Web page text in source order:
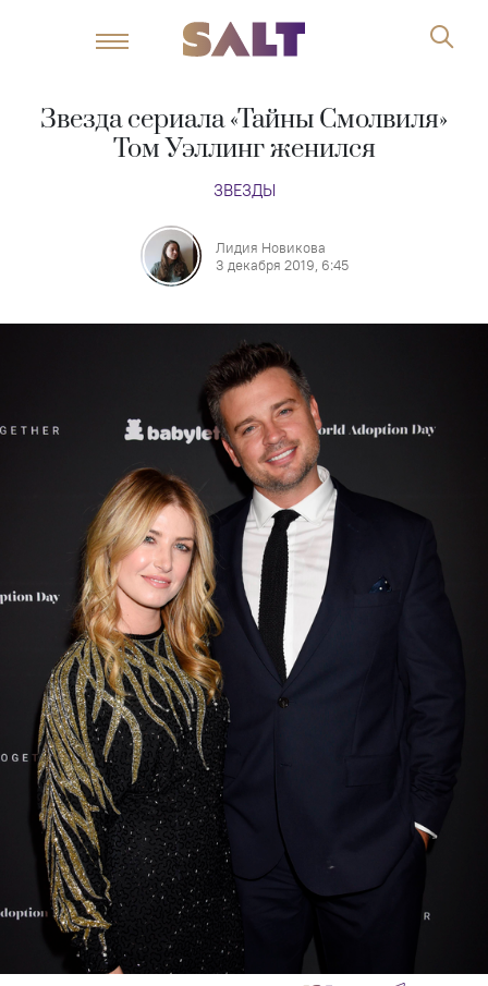
Звезда сериала «Тайны Смолвиля»
Том Уэллинг женился
ЗВЕЗДЫ
Лидия Новикова
3 декабря 2019, 6:45